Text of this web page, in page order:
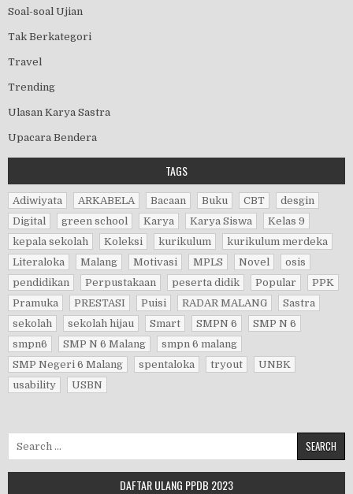
Soal-soal Ujian
Tak Berkategori
Travel
Trending
Ulasan Karya Sastra
Upacara Bendera
TAGS
Adiwiyata ARKABELA Bacaan Buku CBT
desgin
Digital
green school Karya Karya Siswa
Kelas 9
kepala sekolah
Koleksi kurikulum
kurikulum merdeka
Literaloka
Malang Motivasi MPLS Novel
osis
pendidikan
Perpustakaan peserta didik Popular
PPK
Pramuka
PRESTASI Puisi RADAR MALANG
Sastra
sekolah
sekolah hijau Smart SMPN 6
SMP N 6
smpn6
SMP N 6 Malang
smpn 6 malang
SMP Negeri 6 Malang
spentaloka tryout
UNBK
usability
USBN
DAFTAR ULANG PPDB 2023